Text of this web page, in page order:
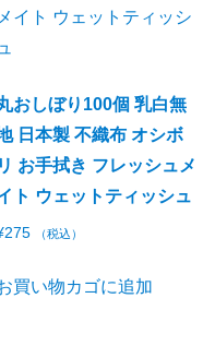
おしぼり100個 乳白無
日本製 不織布 オシボ
リ お手拭き フレッシュメ
ト ウェットティッシュ
275 （税込）
買い物カゴに追加